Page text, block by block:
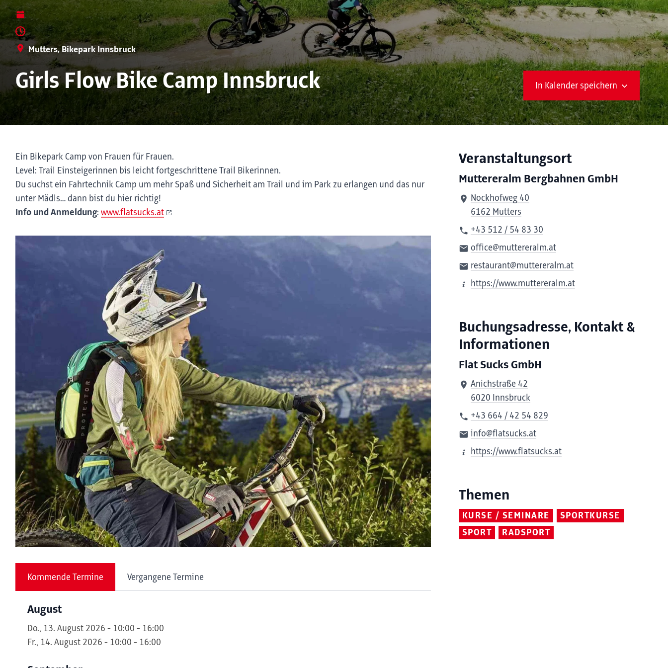
Mutters, Bikepark Innsbruck
Girls Flow Bike Camp Innsbruck In Kalender speichern
Ein Bikepark Camp von Frauen für Frauen.
Level: Trail Einsteigerinnen bis leicht fortgeschrittene Trail Bikerinnen.
Du suchst ein Fahrtechnik Camp um mehr Spaß und Sicherheit am Trail und im Park zu erlangen und das nur
unter Mädls… dann bist du hier richtig!
Info und Anmeldung: www.flatsucks.at
Kommende Termine Vergangene Termine
August
Do., 13. August 2026 - 10:00 - 16:00
Fr., 14. August 2026 - 10:00 - 16:00
Veranstaltungsort
Muttereralm Bergbahnen GmbH
Nockhofweg 40
6162 Mutters
+43 512 / 54 83 30
office@muttereralm.at
restaurant@muttereralm.at
https://www.muttereralm.at
Buchungsadresse, Kontakt &
Informationen
Flat Sucks GmbH
Anichstraße 42
6020 Innsbruck
+43 664 / 42 54 829
info@flatsucks.at
https://www.flatsucks.at
Themen
KURSE / SEMINARE
SPORTKURSE
SPORT
RADSPORT